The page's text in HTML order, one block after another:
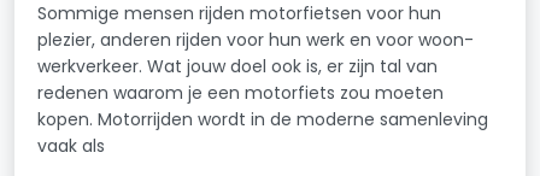
Sommige mensen rijden motorfietsen voor hun
plezier, anderen rijden voor hun werk en voor woon-
werkverkeer. Wat jouw doel ook is, er zijn tal van
redenen waarom je een motorfiets zou moeten
kopen. Motorrijden wordt in de moderne samenleving
vaak als